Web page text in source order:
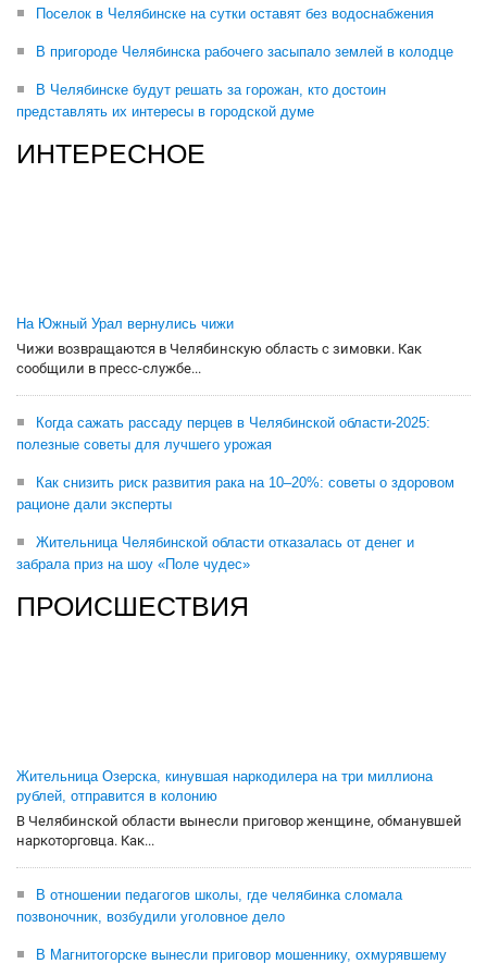
Поселок в Челябинске на сутки оставят без водоснабжения
В пригороде Челябинска рабочего засыпало землей в колодце
В Челябинске будут решать за горожан, кто достоин
представлять их интересы в городской думе
ИНТЕРЕСНОЕ
На Южный Урал вернулись чижи
Чижи возвращаются в Челябинскую область с зимовки. Как
сообщили в пресс-службе...
Когда сажать рассаду перцев в Челябинской области-2025:
полезные советы для лучшего урожая
Как снизить риск развития рака на 10–20%: советы о здоровом
рационе дали эксперты
Жительница Челябинской области отказалась от денег и
забрала приз на шоу «Поле чудес»
ПРОИСШЕСТВИЯ
Жительница Озерска, кинувшая наркодилера на три миллиона
рублей, отправится в колонию
В Челябинской области вынесли приговор женщине, обманувшей
наркоторговца. Как...
В отношении педагогов школы, где челябинка сломала
позвоночник, возбудили уголовное дело
В Магнитогорске вынесли приговор мошеннику, охмурявшему